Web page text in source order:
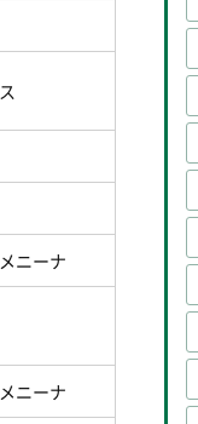
ニーナ
ニーナ